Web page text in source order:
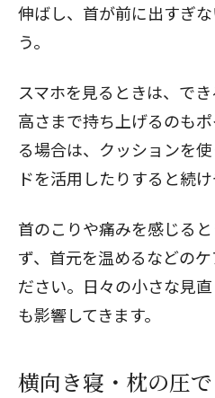
伸ばし、首が前に出すぎ
う。
スマホを見るときは、で
高さまで持ち上げるのも
る場合は、クッションを
ドを活用したりすると続け
首のこりや痛みを感じる
ず、首元を温めるなどの
ださい。日々の小さな見
も影響してきます。
横向き寝・枕の圧で